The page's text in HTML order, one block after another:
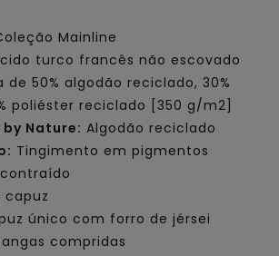
Mainline
turco francês não escovado
50% algodão reciclado, 30%
poliéster reciclado [350 g/m2]
Nature: Algodão reciclado
Tingimento em pigmentos
capuz
único com forro de jérsei
compridas